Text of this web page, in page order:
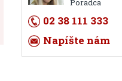
Poradca
02 38 111 333
Napíšte nám